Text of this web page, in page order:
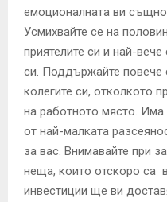
емоционалната ви
Усмихвайте се на
приятелите си и най-
си. Поддържайте повече
колегите си, отколкото
на работното място. Има
от най-малката
за вас. Внимавайте при
неща, които отскоро са
инвестиции ще ви